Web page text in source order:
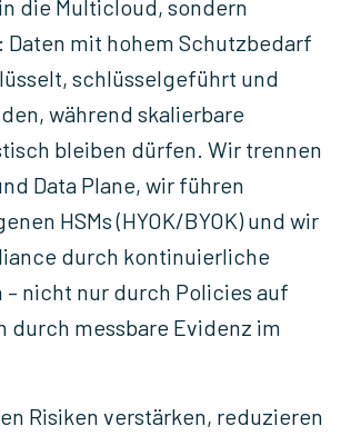
die Multicloud, sondern
mit hohem Schutzbedarf
schlüsselgeführt und
während skalierbare
bleiben dürfen. Wir trennen
Data Plane, wir führen
HSMs (HYOK/BYOK) und wir
durch kontinuierliche
nicht nur durch Policies auf
durch messbare Evidenz im
Risiken verstärken, reduzieren